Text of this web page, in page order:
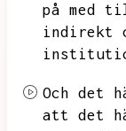
på med
indirekt
Och det
att det